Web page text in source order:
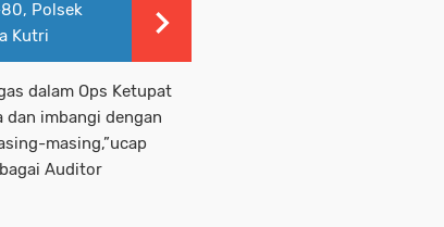
Polsek
Kutri
dalam Ops Ketupat
imbangi dengan
masing,”ucap
Auditor